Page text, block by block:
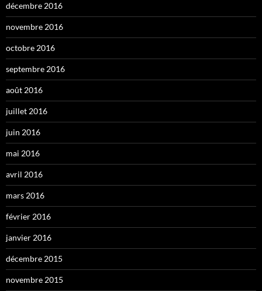
décembre 2016
novembre 2016
octobre 2016
septembre 2016
août 2016
juillet 2016
juin 2016
mai 2016
avril 2016
mars 2016
février 2016
janvier 2016
décembre 2015
novembre 2015